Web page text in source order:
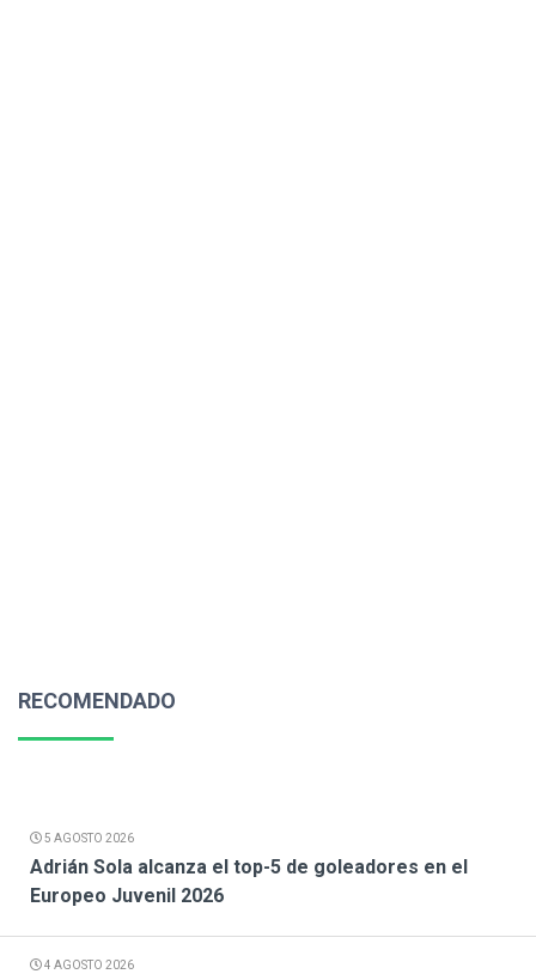
RECOMENDADO
5 AGOSTO 2026
Adrián Sola alcanza el top-5 de goleadores en el
Europeo Juvenil 2026
4 AGOSTO 2026